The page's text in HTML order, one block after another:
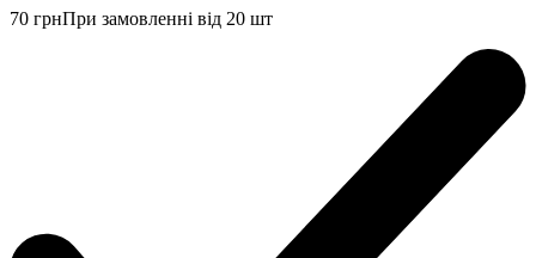
70 грнПри замовленні від 20 шт